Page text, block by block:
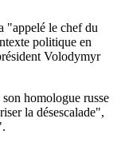
"appelé le chef du
politique en
Volodymyr
homologue russe
la désescalade",